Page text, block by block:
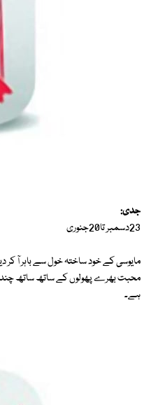
جدی:
23دسمبر تا20جنوری
مایوسی کے خود ساختہ خول سے باہر آ
محبت بھرے پھولوں کے ساتھ ساتھ چند
ہے۔